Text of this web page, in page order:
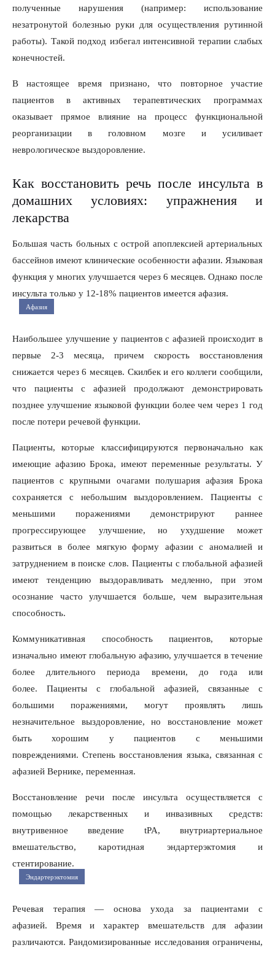
полученные нарушения (например: использование
незатронутой болезнью руки для осуществления рутинной
работы). Такой подход избегал интенсивной терапии слабых
конечностей.
В настоящее время признано, что повторное участие
пациентов в активных терапевтических программах
оказывает прямое влияние на процесс функциональной
реорганизации в головном мозге и усиливает
неврологическое выздоровление.
Как восстановить речь после инсульта в
домашних условиях: упражнения и
лекарства
Большая часть больных с острой апоплексией артериальных
бассейнов имеют клинические особенности афазии. Языковая
функция у многих улучшается через 6 месяцев. Однако после
инсульта только у 12-18% пациентов имеется афазия.
Афазия
Наибольшее улучшение у пациентов с афазией происходит в
первые 2-3 месяца, причем скорость восстановления
снижается через 6 месяцев. Скилбек и его коллеги сообщили,
что пациенты с афазией продолжают демонстрировать
позднее улучшение языковой функции более чем через 1 год
после потери речевой функции.
Пациенты, которые классифицируются первоначально как
имеющие афазию Брока, имеют переменные результаты. У
пациентов с крупными очагами полушария афазия Брока
сохраняется с небольшим выздоровлением. Пациенты с
меньшими поражениями демонстрируют раннее
прогрессирующее улучшение, но ухудшение может
развиться в более мягкую форму афазии с аномалией и
затруднением в поиске слов. Пациенты с глобальной афазией
имеют тенденцию выздоравливать медленно, при этом
осознание часто улучшается больше, чем выразительная
способность.
Коммуникативная способность пациентов, которые
изначально имеют глобальную афазию, улучшается в течение
более длительного периода времени, до года или
более. Пациенты с глобальной афазией, связанные с
большими поражениями, могут проявлять лишь
незначительное выздоровление, но восстановление может
быть хорошим у пациентов с меньшими
повреждениями. Степень восстановления языка, связанная с
афазией Вернике, переменная.
Восстановление речи после инсульта осуществляется с
помощью лекарственных и инвазивных средств:
внутривенное введение tPA, внутриартериальное
вмешательство, каротидная эндартерэктомия и
стентирование.
Эндартерэктомия
Речевая терапия — основа ухода за пациентами с
афазией. Время и характер вмешательств для афазии
различаются. Рандомизированные исследования ограничены,